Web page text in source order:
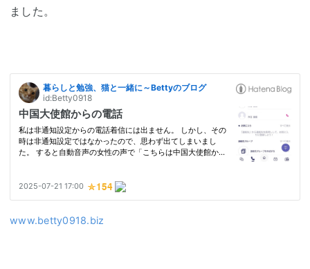
ました。
www.betty0918.biz